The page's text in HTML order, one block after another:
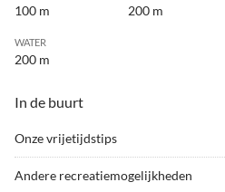
100 m 200 m
WATER
200 m
In de buurt
Onze vrijetijdstips
Andere recreatiemogelijkheden